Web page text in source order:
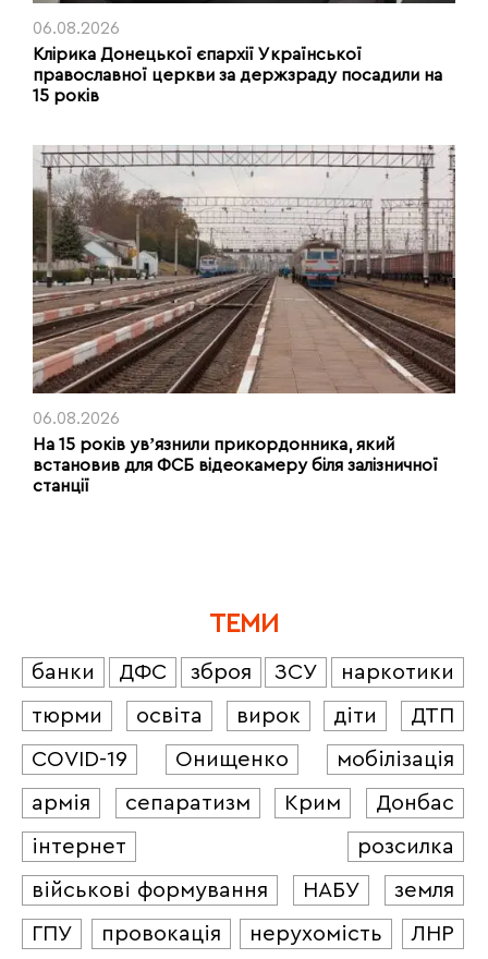
06.08.2026
Клірика Донецької єпархії Української
православної церкви за держзраду посадили на
15 років
06.08.2026
На 15 років увʼязнили прикордонника, який
встановив для ФСБ відеокамеру біля залізничної
станції
ТЕМИ
банки ДФС зброя ЗСУ
наркотики
тюрми
освіта вирок діти
ДТП
COVID-19
Онищенко
мобілізація
армія
сепаратизм Крим
Донбас
інтернет
розсилка
військові формування
НАБУ
земля
ГПУ
провокація нерухомість
ЛНР